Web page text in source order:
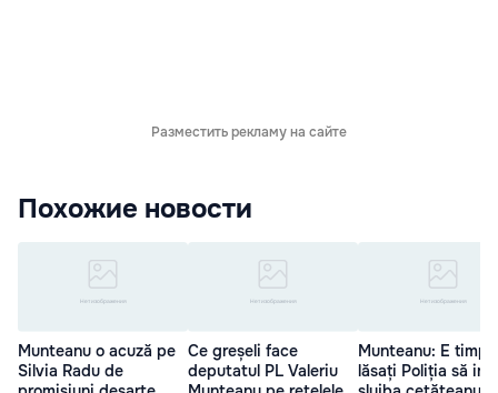
Разместить рекламу на сайте
Похожие новости
Munteanu o acuză pe
Silvia Radu de
Ce greșeli face
deputatul PL Valeriu
Munteanu: E
lăsați Poliția să